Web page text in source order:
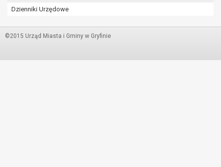
Dzienniki Urzędowe
©2015 Urząd Miasta i Gminy w Gryfinie